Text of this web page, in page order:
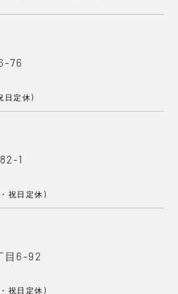
76
日定休)
1
祝日定休)
目6-92
祝日定休)